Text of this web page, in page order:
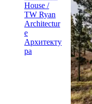
House /
TW Ryan
Architectur
e
Архитекту
ра